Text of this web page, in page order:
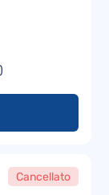
Cancellato